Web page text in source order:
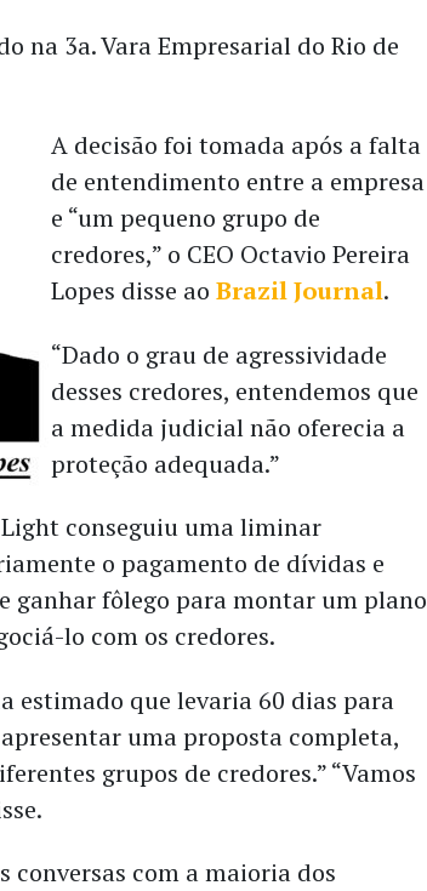
na 3a. Vara Empresarial do Rio de
A decisão foi tomada após a falta
de entendimento entre a empresa
e “um pequeno grupo de
credores,” o CEO Octavio Pereira
Lopes disse aoBrazil Journal.
“Dado o grau de agressividade
desses credores, entendemos que
a medida judicial não oferecia a
proteção adequada.”
conseguiu uma liminar
o pagamento de dívidas e
ganhar fôlego para montar um plano
lo com os credores.
estimado que levaria 60 dias para
uma proposta completa,
grupos de credores.” “Vamos
conversas com a maioria dos